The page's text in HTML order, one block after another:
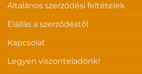
Általános szerződési feltételek
Elállás a szerződéstől
Kapcsolat
Legyen viszonteladónk!